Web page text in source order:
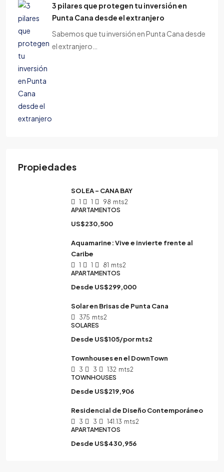
3 pilares que protegen tu inversión en
Punta Cana desde el extranjero
Sabemos que tu inversión en Punta Cana desde
el extranjero…
Propiedades
SOLEA – CANA BAY
1 1 98 mts2
APARTAMENTOS
US$230,500
Aquamarine: Vive e invierte frente al
Caribe
1 1 81 mts2
APARTAMENTOS
Desde US$299,000
Solar en Brisas de Punta Cana
375 mts2
SOLARES
Desde US$105/por mts2
Townhouses en el DownTown
3 3 132 mts2
TOWNHOUSES
Desde US$219,906
Residencial de Diseño Contemporáneo
3 3 141.13 mts2
APARTAMENTOS
Desde US$430,956